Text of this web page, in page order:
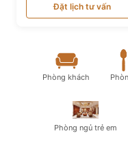
Đặt lịch tư vấn
Phòng khách
Phòng ngủ trẻ em